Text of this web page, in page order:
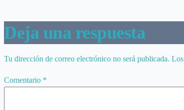
Deja una respuesta
Tu dirección de correo electrónico no será publicada.
Comentario *